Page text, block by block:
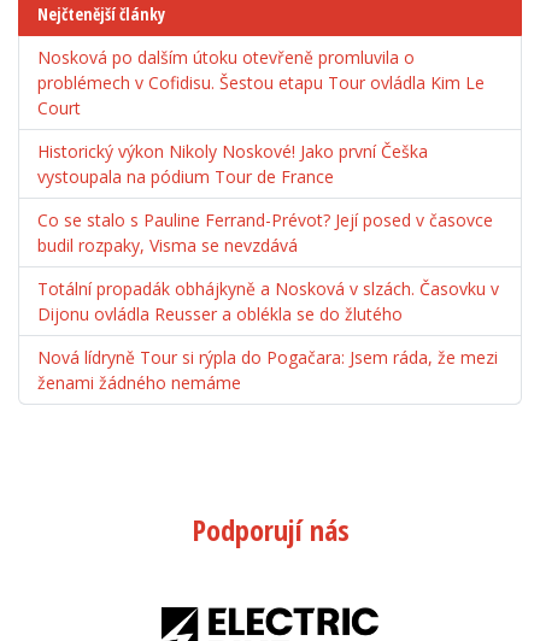
Nejčtenější články
Nosková po dalším útoku otevřeně promluvila o
problémech v Cofidisu. Šestou etapu Tour ovládla Kim Le
Court
Historický výkon Nikoly Noskové! Jako první Češka
vystoupala na pódium Tour de France
Co se stalo s Pauline Ferrand-Prévot? Její posed v časovce
budil rozpaky, Visma se nevzdává
Totální propadák obhájkyně a Nosková v slzách. Časovku v
Dijonu ovládla Reusser a oblékla se do žlutého
Nová lídryně Tour si rýpla do Pogačara: Jsem ráda, že mezi
ženami žádného nemáme
Podporují nás